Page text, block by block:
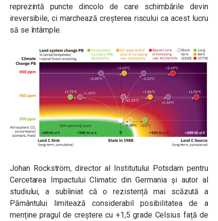
reprezintă puncte dincolo de care schimbările devin
ireversibile, ci marchează creșterea riscului ca acest lucru
să se întâmple.
Johan Rockström, director al Institutului Potsdam pentru
Cercetarea Impactului Climatic din Germania și autor al
studiului, a subliniat că o rezistență mai scăzută a
Pământului limitează considerabil posibilitatea de a
menține pragul de creștere cu +1,5 grade Celsius față de